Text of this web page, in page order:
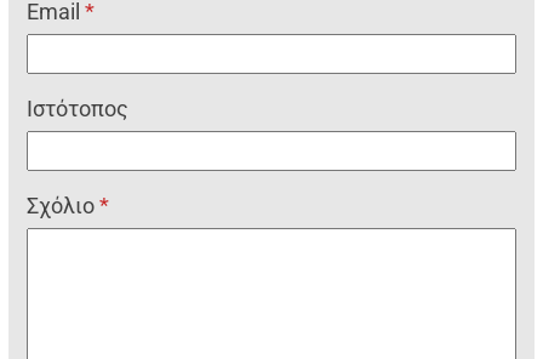
Email*
Ιστότοπος
Σχόλιο*